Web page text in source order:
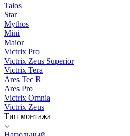
Talos
Star
Mythos
Mini
Maior
Victrix Pro
Victrix Zeus Superior
Victrix Tera
Ares Tec R
Ares Pro
Victrix Omnia
Victrix Zeus
Тип монтажа